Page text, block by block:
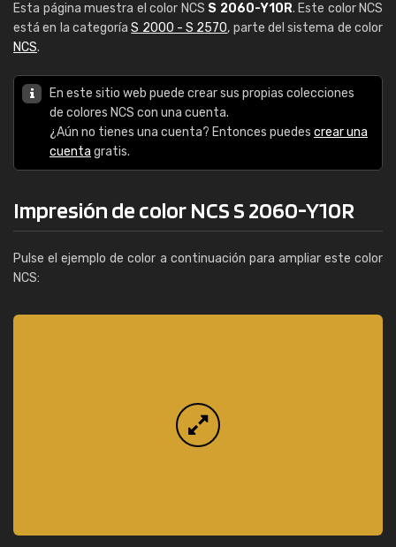
Esta página muestra el color NCS S 2060-Y10R. Este color NCS
está en la categoríaS 2000 - S 2570, parte del sistema de color
NCS.
En este sitio web puede crear sus propias colecciones
de colores NCS con una cuenta.
¿Aún no tienes una cuenta? Entonces puedes crear una
cuenta gratis.
Impresión de color NCS S 2060-Y10R
Pulse el ejemplo de color a continuación para ampliar este color
NCS: